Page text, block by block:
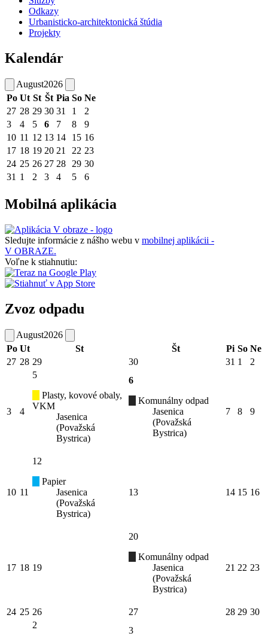
Odkazy
Urbanisticko-architektonická štúdia
Projekty
Kalendár
August2026
Po Ut St Št Pia So Ne
27 28 29 30 31 1
2
3
4 5 6 7 8
9
10 11 12 13 14 15 16
17 18 19 20 21 22 23
24 25 26 27 28 29 30
31 1 2 3 4 5 6
Mobilná aplikácia
Sledujte informácie z nášho webu v mobilnej aplikácii -
V OBRAZE.
Voľne k stiahnutiu:
Zvoz odpadu
August2026
Po Ut St Št Pi So Ne
27 28 29 30 31 1 2
3 4
5
Plasty, kovové obaly,
VKM
Jasenica
(Považská
Bystrica)
6
Komunálny odpad
Jasenica
(Považská
Bystrica)
7 8 9
10 11
12
Papier
Jasenica
(Považská
Bystrica)
13 14 15 16
17 18 19
20
Komunálny odpad
Jasenica
(Považská
Bystrica)
21 22 23
24 25 26 27 28 29 30
2
3